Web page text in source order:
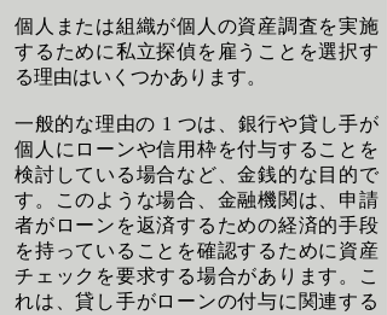
個人または組織が個人の資産調査を実施
するために私立探偵を雇うことを選択す
る理由はいくつかあります。
一般的な理由の 1 つは、銀行や貸し手が
個人にローンや信用枠を付与することを
検討している場合など、金銭的な目的で
す。このような場合、金融機関は、申請
者がローンを返済するための経済的手段
を持っていることを確認するために資産
チェックを要求する場合があります。こ
れは、貸し手がローンの付与に関連する